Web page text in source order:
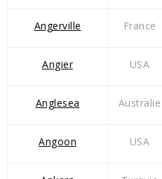
Angerville France
Angier USA
Anglesea Australie
Angoon USA